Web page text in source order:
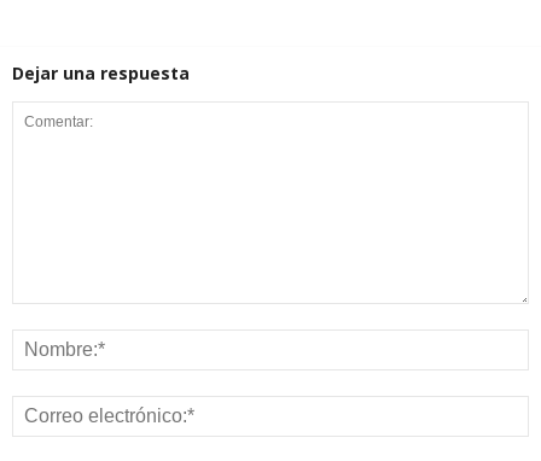
Dejar una respuesta